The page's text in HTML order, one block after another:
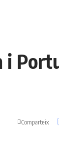
i
Comparteix